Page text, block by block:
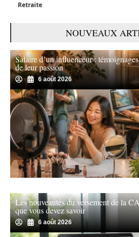
Retraite
NOUVEAUX
Salaire d’un influenceur :
de leur passion
6 août 2026
Les nouveautés du versement de la
que vous devez savoir
6 août 2026